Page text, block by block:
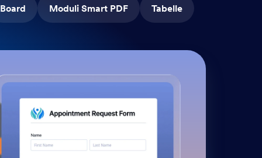
Board Moduli Smart PDF Tabelle